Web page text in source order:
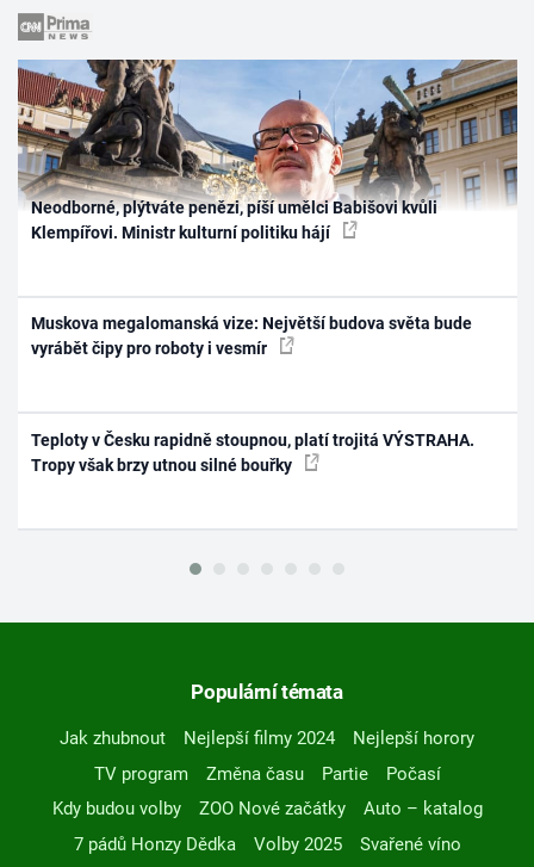
Neodborné, plýtváte penězi, píší umělci Babišovi kvůli
Klempířovi. Ministr kulturní politiku hájí
Muskova megalomanská vize: Největší budova světa bude
vyrábět čipy pro roboty i vesmír
Teploty v Česku rapidně stoupnou, platí trojitá VÝSTRAHA.
Tropy však brzy utnou silné bouřky
Populární témata
Jak zhubnout Nejlepší filmy 2024
Nejlepší horory
TV program
Změna času Partie
Počasí
Kdy budou volby
ZOO Nové začátky
Auto – katalog
7 pádů Honzy Dědka
Volby 2025
Svařené víno